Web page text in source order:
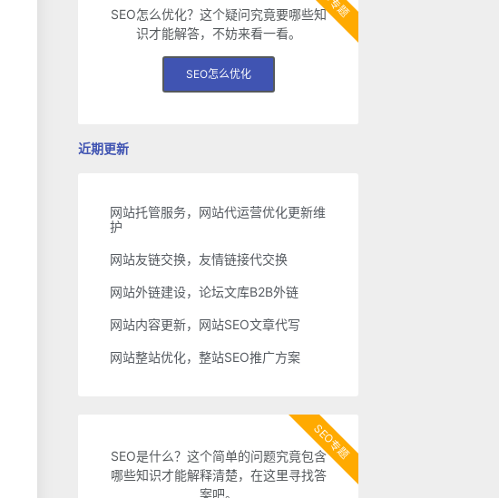
SEO怎么优化？这个疑问究竟要哪些知
识才能解答，不妨来看一看。
SEO怎么优化
近期更新
网站托管服务，网站代运营优化更新维
护
网站友链交换，友情链接代交换
网站外链建设，论坛文库B2B外链
网站内容更新，网站SEO文章代写
网站整站优化，整站SEO推广方案
SEO是什么？这个简单的问题究竟包含
哪些知识才能解释清楚，在这里寻找答
案吧。
SEO专题